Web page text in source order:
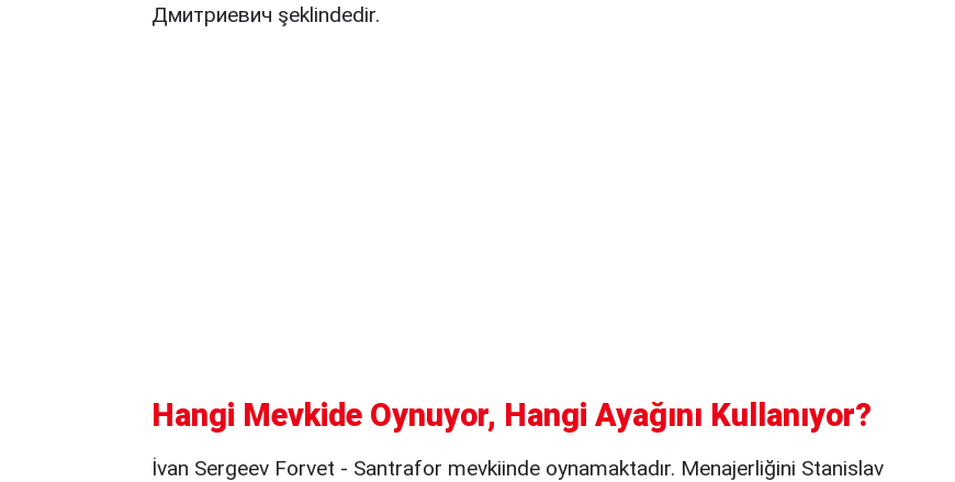
Дмитриевич şeklindedir.
Hangi Mevkide Oynuyor, Hangi Ayağını Kullanıyor?
İvan Sergeev Forvet - Santrafor mevkiinde oynamaktadır. Menajerliğini Stanislav